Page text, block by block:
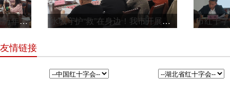
市红十字会联合中医医院在万年路社区开展科普宣 水域守护“救”在身边！我市开展助力“幸福河湖
友情链接